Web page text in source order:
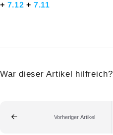
+ 7.12+ 7.11
War dieser Artikel hilfreich?
Vorheriger Artikel